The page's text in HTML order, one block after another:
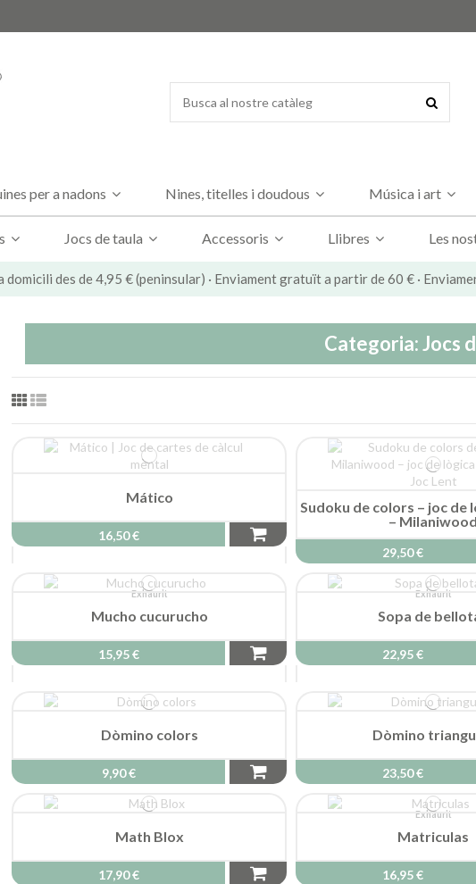
per a nadons Nines, titelles i doudous Música i art
Jocs de taula Accessoris Llibres Les
domicili des de 4,95 € (peninsular) · Enviament gratuït a partir de 60 € ·
Categoria: Jocs
Mático
16,50 €
Sudoku de colors – joc de
– Milaniwood
29,50 €
Exhaurit
Mucho cucurucho
15,95 €
Exhaurit
Sopa de
22,95 €
Dòmino colors
9,90 €
Dòmino
23,50 €
Math Blox
17,90 €
Exhaurit
Matriculas
16,95 €